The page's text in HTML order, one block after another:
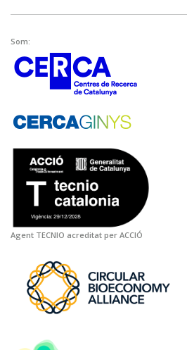
Som:
Agent TECNIO acreditat per ACCIÓ